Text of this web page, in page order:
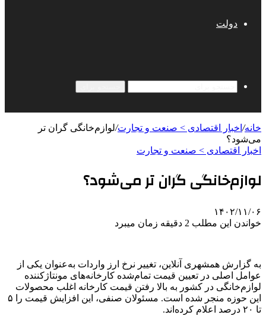
دولت
خانه/ اخبار اقتصادی > صنعت و تجارت/لوازم‌خانگی گران‌ تر
می‌شود؟
اخبار اقتصادی > صنعت و تجارت
لوازم‌خانگی گران‌ تر می‌شود؟
۱۴۰۲/۱۱/۰۶
خواندن این مطلب 2 دقیقه زمان میبرد
به گزارش همشهری آنلاین، تغییر نرخ ارز واردات به‌عنوان یکی از
عوامل اصلی در تعیین قیمت تمام‌شده کارخانه‌های مونتاژکننده
لوازم‌خانگی در کشور به بالا رفتن قیمت کارخانه اغلب محصولات
این حوزه منجر شده است. مسئولان صنفی، این افزایش قیمت را ۵
تا ۲۰ درصد اعلام کرده‌اند.